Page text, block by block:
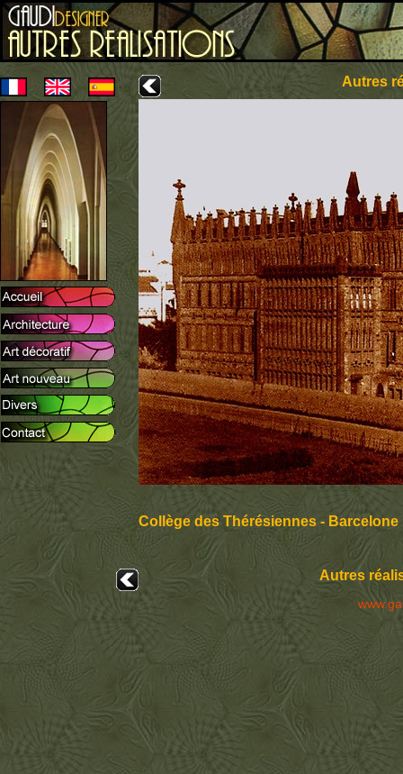
Autres
Collège des Thérésiennes - Barcelone
Autres